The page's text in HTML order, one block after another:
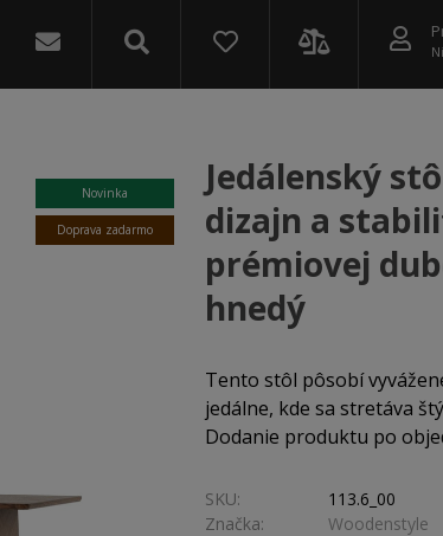
Novinka
Doprava zadarmo
Jedálenský
dizajn a
prémiovej
hnedý
Tento stôl pôsobí
jedálne, kde sa stretáva
Dodanie produktu po
SKU:
113.6_00
Značka:
Woodenstyle